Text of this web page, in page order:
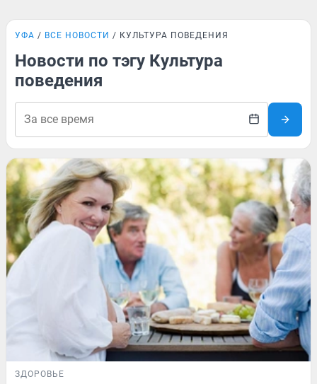
УФА ВСЕ НОВОСТИ КУЛЬТУРА ПОВЕДЕНИЯ
Новости по тэгу Культура
поведения
ЗДОРОВЬЕ